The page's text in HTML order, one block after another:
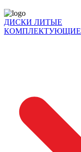
ДИСКИ ЛИТЫЕ
КОМПЛЕКТУЮЩИЕ